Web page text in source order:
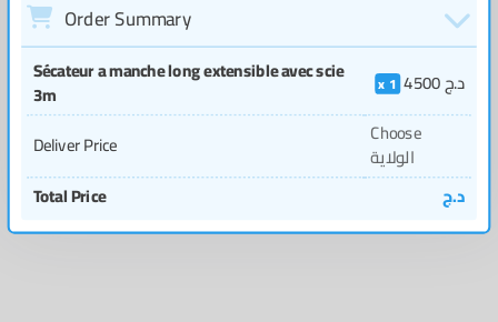
Order Summary
Sécateur a manche long extensible avec scie
3m
1 4500د.ج
Deliver Price
Choose
الولاية
Total Price
د.ج